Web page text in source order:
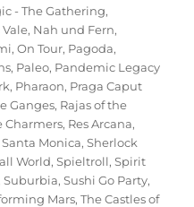
- The Gathering,
Vale, Nah und Fern,
,On Tour, Pagoda,
, Paleo, Pandemic Legacy
, Pharaon, Praga Caput
Ganges, Rajas of the
Charmers, Res Arcana,
Santa Monica,Sherlock
World,Spieltroll,Spirit
,Suburbia,Sushi Go Party,
Mars,The Castles of